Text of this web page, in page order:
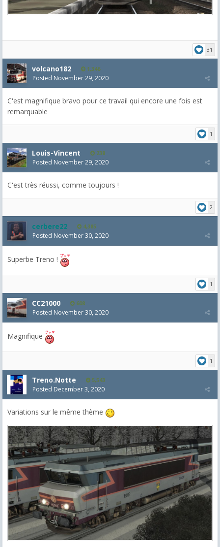
31
volcano182 1,346
Posted November 29, 2020
C'est magnifique bravo pour ce travail qui encore une fois est
remarquable
1
Louis-Vincent 238
Posted November 29, 2020
C'est très réussi, comme toujours !
2
cerbere22 4,385
Posted November 30, 2020
Superbe Treno !
1
CC21000 608
Posted November 30, 2020
Magnifique
1
Treno.Notte 5,543
Posted December 3, 2020
Variations sur le même thème